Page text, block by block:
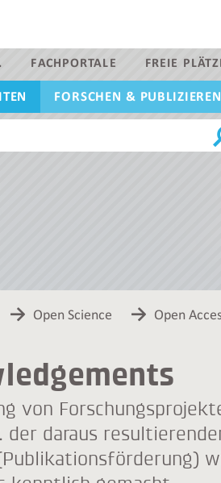
FACHPORTALE FREIE
FORSCHEN & PUBLIZIEREN
Open Science Open
von
der daraus